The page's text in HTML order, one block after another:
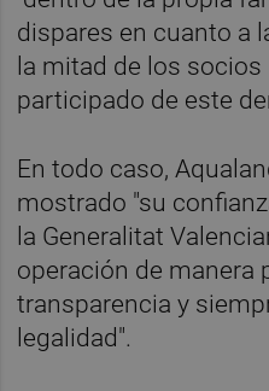
dispares en cuanto a
la mitad de los
participado de este
En todo caso,
mostrado "su
la Generalitat
operación de manera
transparencia y
legalidad".